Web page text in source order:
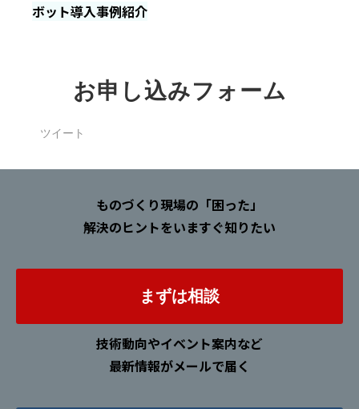
ボット導入事例紹介
お申し込みフォーム
ツイート
ものづくり現場の「困った」
解決のヒントをいますぐ知りたい
まずは相談
技術動向やイベント案内など
最新情報がメールで届く